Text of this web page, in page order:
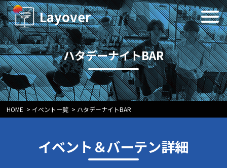
Layover
ハタデーナイトBAR
HOME > イベント一覧 > ハタデーナイトBAR
イベント＆バーテン詳細